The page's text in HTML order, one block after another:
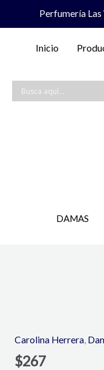
Perfumería
Inicio
DAMAS
Carolina Herrera,
$267